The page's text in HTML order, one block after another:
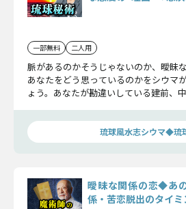
一部無料 二人用
脈があるのかそうじゃないのか、曖昧
あなたをどう思っているのかをシウマ
ょう。あなたが勘違いしている建前、
もきちんとお話ししますよ。
琉球風水志シウマ◆琉
曖昧な関係の恋◆あ
係・苦恋脱出のタイミ